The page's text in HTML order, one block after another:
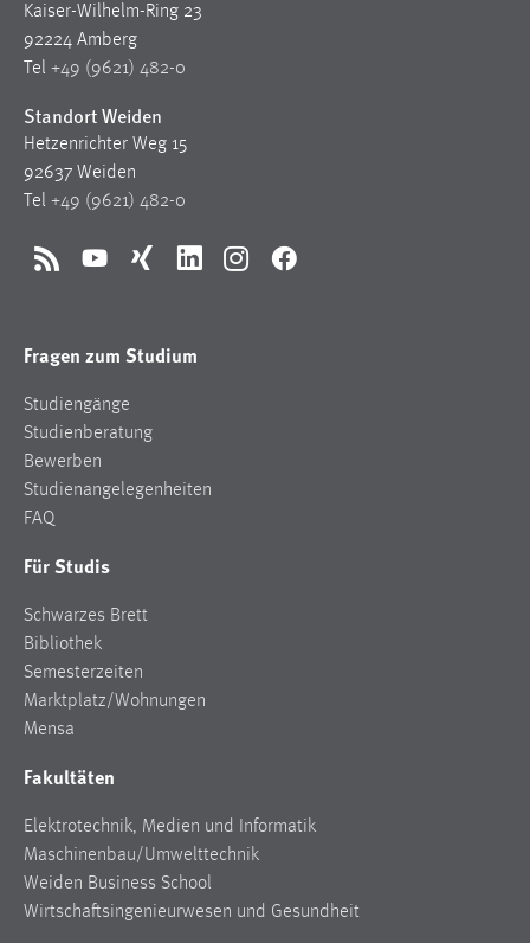
Kaiser-Wilhelm-Ring 23
92224 Amberg
Tel +49 (9621) 482-0
Standort Weiden
Hetzenrichter Weg 15
92637 Weiden
Tel +49 (9621) 482-0
RSS YouTubeXing LinkedInInstagramFacebook
Fragen zum Studium
Studiengänge
Studienberatung
Bewerben
Studienangelegenheiten
FAQ
Für Studis
Schwarzes Brett
Bibliothek
Semesterzeiten
Marktplatz/Wohnungen
Mensa
Fakultäten
Elektrotechnik, Medien und Informatik
Maschinenbau/Umwelttechnik
Weiden Business School
Wirtschaftsingenieurwesen und Gesundheit